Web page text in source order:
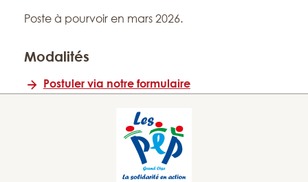
Poste à pourvoir en mars 2026.
Modalités
Postuler via notre formulaire